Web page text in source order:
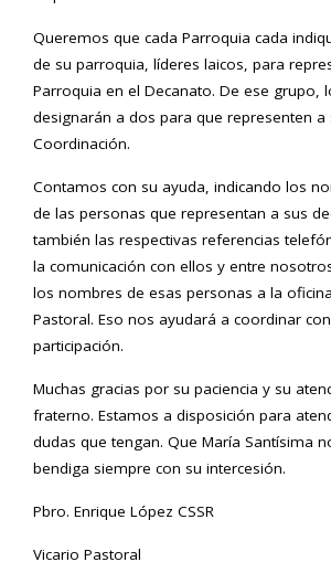
Queremos que cada Parroquia cada
de su parroquia, líderes laicos, para
Parroquia en el Decanato. De ese grupo,
designarán a dos para que representen a
Coordinación.
Contamos con su ayuda, indicando los
de las personas que representan a sus
también las respectivas referencias
la comunicación con ellos y entre
los nombres de esas personas a la
Pastoral. Eso nos ayudará a coordinar
participación.
Muchas gracias por su paciencia y su
fraterno. Estamos a disposición para
dudas que tengan. Que María Santísima
bendiga siempre con su intercesión.
Pbro. Enrique López CSSR
Vicario Pastoral